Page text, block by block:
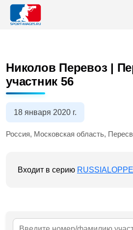
Николов Перевоз |
участник 56
18 января 2020 г.
Россия, Московская область,
Входит в серию